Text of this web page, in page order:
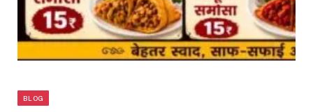
BLOG